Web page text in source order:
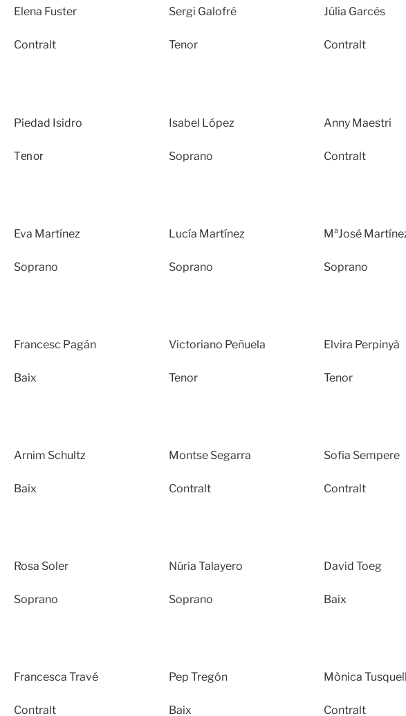
Elena Fuster
Contralt
Sergi Galofré
Tenor
Júlia Garcés
Contralt
Piedad Isidro
Tenor
Isabel López
Soprano
Anny Maestri
Contralt
Eva Martínez
Soprano
Lucía Martínez
Soprano
MªJosé
Soprano
Francesc Pagán
Baix
Victoriano Peñuela
Tenor
Elvira Perpinyà
Tenor
Arnim Schultz
Baix
Montse Segarra
Contralt
Sofia Sempere
Contralt
Rosa Soler
Soprano
Núria Talayero
Soprano
David Toeg
Baix
Francesca Travé
Contralt
Pep Tregón
Baix
Mònica
Contralt